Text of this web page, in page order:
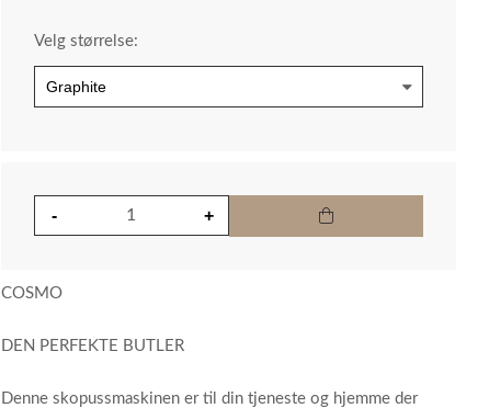
Velg størrelse:
COSMO
DEN PERFEKTE BUTLER
Denne skopussmaskinen er til din tjeneste og hjemme der